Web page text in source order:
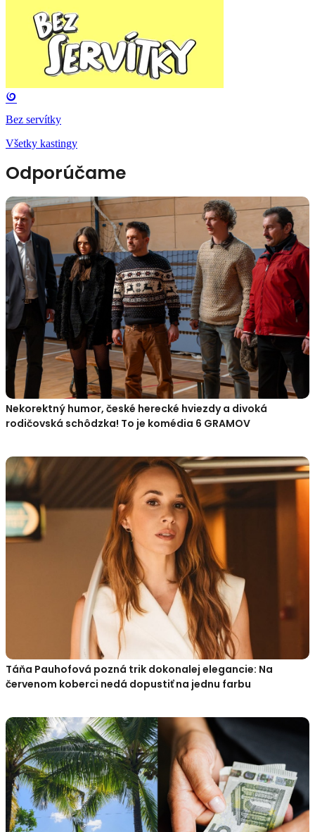
Bez servítky
Všetky kastingy
Odporúčame
Nekorektný humor, české herecké hviezdy a divoká
rodičovská schôdzka! To je komédia 6 GRAMOV
Táňa Pauhofová pozná trik dokonalej elegancie: Na
červenom koberci nedá dopustiť na jednu farbu